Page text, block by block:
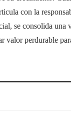
con la
se consolida una
valor perdurable